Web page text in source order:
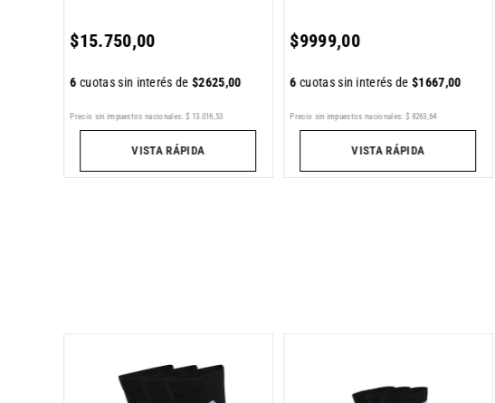
$15.750,00
6cuotas sin interés de$2625,00
Precio sin impuestos nacionales: $ 13.016,53
VISTA RÁPIDA
$9999,00
6cuotas sin interés de$1667,00
Precio sin impuestos nacionales: $ 8263,64
VISTA RÁPIDA